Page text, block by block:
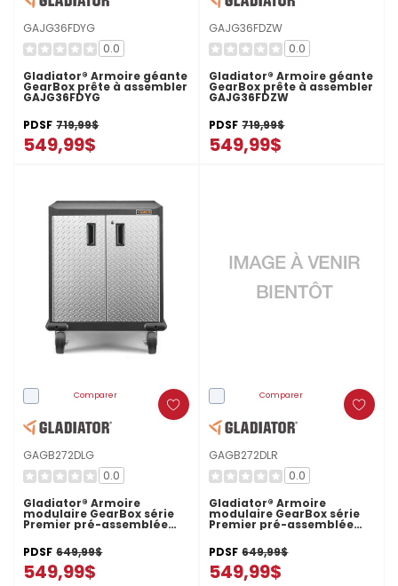
GAJG36FDYG
0.0
Gladiator® Armoire géante
GearBox prête à assembler
GAJG36FDYG
PDSF 719,99$
549,99$
GAJG36FDZW
0.0
Gladiator® Armoire géante
GearBox prête à assembler
GAJG36FDZW
PDSF 719,99$
549,99$
Comparer
GAGB272DLG
0.0
Gladiator® Armoire
modulaire GearBox série
Premier pré-assemblée
GAGB272DLG
PDSF 649,99$
549,99$
Comparer
GAGB272DLR
0.0
Gladiator® Armoire
modulaire GearBox série
Premier pré-assemblée
GAGB272DLR
PDSF 649,99$
549,99$